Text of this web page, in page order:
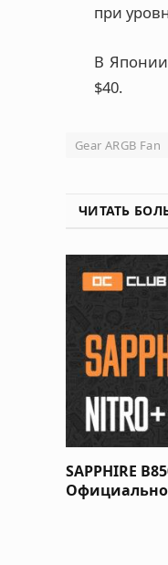
при
В Японии
$40.
Gear ARGB Fan
ЧИТАТЬ
SAPPHIRE
Официально